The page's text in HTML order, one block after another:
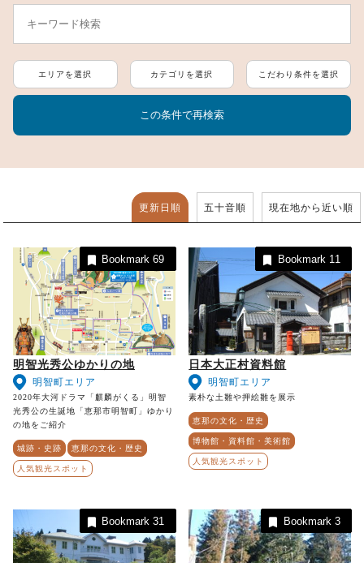
明智光秀公ゆかりの地
明智町エリア
2020年大河ドラマ「麒麟がくる」明智
光秀公の生誕地「恵那市明智町」ゆかり
の地をご紹介
城跡・史跡 恵那の文化・歴史
人気観光スポット
Bookmark69
日本大正村資料館
明智町エリア
素朴な土雛や押絵雛を展示
恵那の文化・歴史
博物館・資料館・美術館
人気観光スポット
Bookmark 11
Bookmark31 Bookmark 3
エリアを選択 カテゴリを選択 こだわり条件を選択
更新日順 五十音順 現在地から近い順